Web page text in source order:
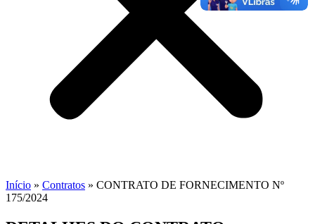
Início » Contratos » CONTRATO DE FORNECIMENTO Nº
175/2024